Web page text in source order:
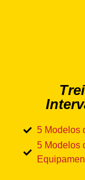
5 Modelos
5 Modelos